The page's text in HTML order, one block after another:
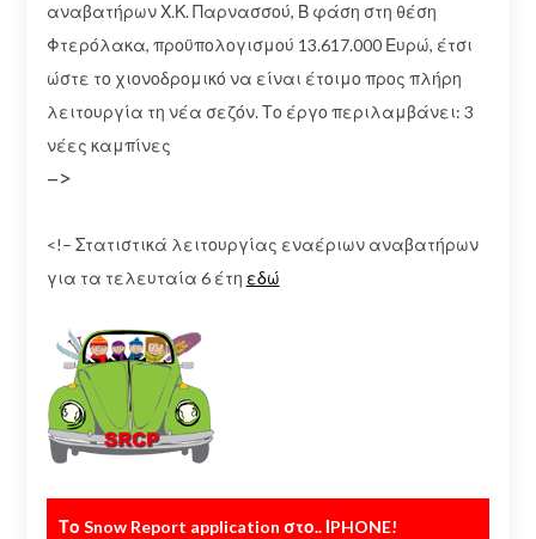
αναβατήρων Χ.Κ. Παρνασσού, Β φάση στη θέση
Φτερόλακα, προϋπολογισμού 13.617.000 Ευρώ, έτσι
ώστε το χιονοδρομικό να είναι έτοιμο προς πλήρη
λειτουργία τη νέα σεζόν. Το έργο περιλαμβάνει: 3
νέες καμπίνες
–>
<!– Στατιστικά λειτουργίας εναέριων αναβατήρων
για τα τελευταία 6 έτη εδώ
Το Snow Report application στο.. ΙPHONE!